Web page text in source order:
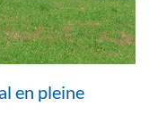
en pleine